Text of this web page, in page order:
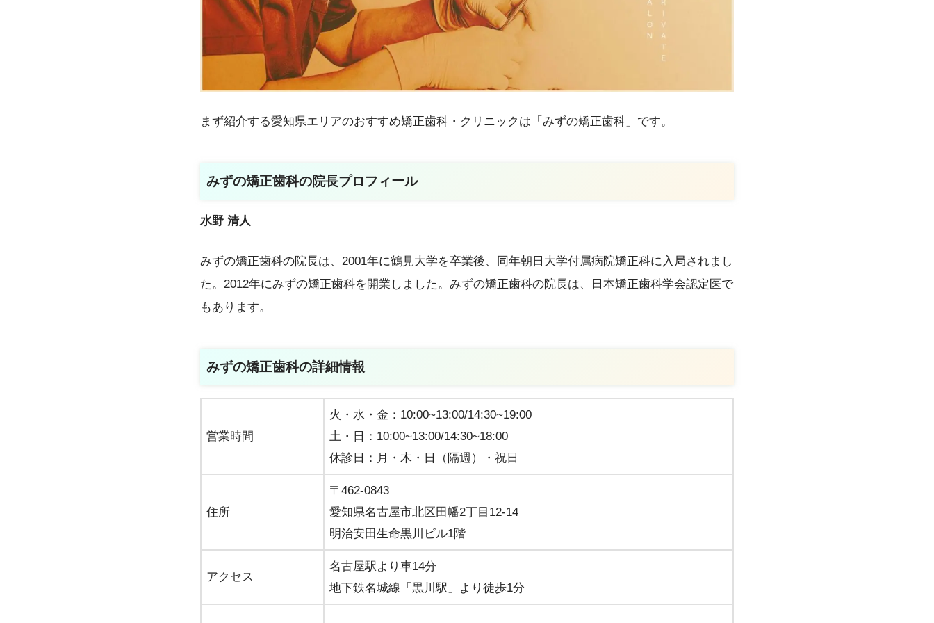
まず紹介する愛知県エリアのおすすめ矯正歯科・クリニックは「みずの矯正歯科」です。
みずの矯正歯科の院長プロフィール
水野 清人
みずの矯正歯科の院長は、2001年に鶴見大学を卒業後、同年朝日大学付属病院矯正科に入局されまし
た。2012年にみずの矯正歯科を開業しました。みずの矯正歯科の院長は、日本矯正歯科学会認定医で
もあります。
みずの矯正歯科の詳細情報
営業時間
火・水・金：10:00~13:00/14:30~19:00
土・日：10:00~13:00/14:30~18:00
休診日：月・木・日（隔週）・祝日
住所
〒462-0843
愛知県名古屋市北区田幡2丁目12-14
明治安田生命黒川ビル1階
アクセス
名古屋駅より車14分
地下鉄名城線「黒川駅」より徒歩1分